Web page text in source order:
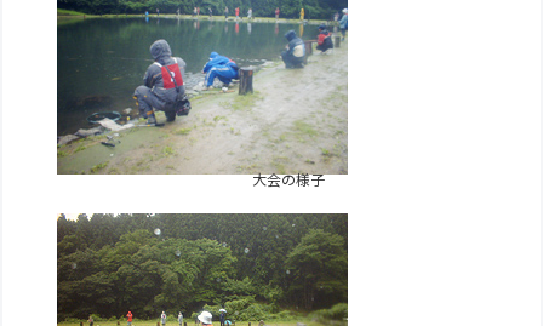
大会の様子